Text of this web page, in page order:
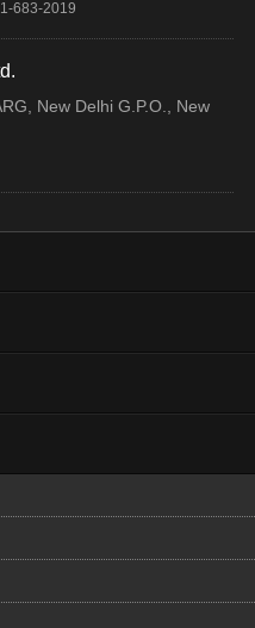
683-2019
New Delhi G.P.O., New